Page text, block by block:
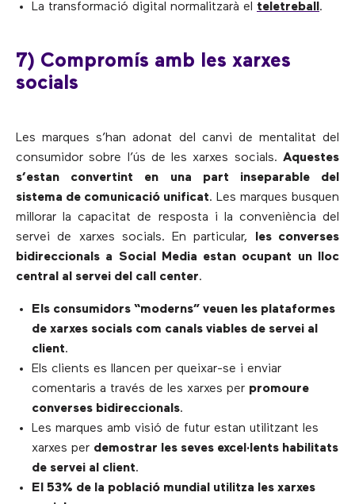
La transformació digital normalitzarà el teletreball.
7) Compromís amb les xarxes
socials
Les marques s’han adonat del canvi de mentalitat del
consumidor sobre l’ús de les xarxes socials. Aquestes
s’estan convertint en una part inseparable del
sistema de comunicació unificat. Les marques busquen
millorar la capacitat de resposta i la conveniència del
servei de xarxes socials. En particular,
les converses
bidireccionals a Social Media estan ocupant un lloc
central al servei del call center.
Els consumidors “moderns” veuen les plataformes
de xarxes socials com canals viables de servei al
client.
Els clients es llancen per queixar-se i enviar
comentaris a través de les xarxes per promoure
converses bidireccionals.
Les marques amb visió de futur estan utilitzant les
xarxes per demostrar les seves excel·lents habilitats
de servei al client.
El 53% de la població mundial utilitza les xarxes